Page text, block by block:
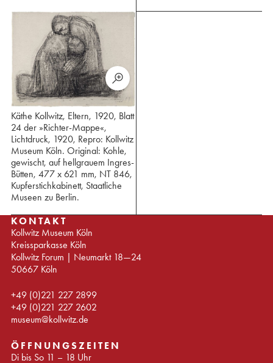
Käthe Kollwitz, Eltern, 1920, Blatt
24 der »Richter-Mappe«,
Lichtdruck, 1920, Repro: Kollwitz
Museum Köln. Original: Kohle,
gewischt, auf hellgrauem Ingres-
Bütten, 477 x 621 mm, NT 846,
Kupferstichkabinett, Staatliche
Museen zu Berlin.
KONTAKT
Kollwitz Museum Köln
Kreissparkasse Köln
Kollwitz Forum | Neumarkt 18—24
50667 Köln
+49 (0)221 227 2899
+49 (0)221 227 2602
museum@kollwitz.de
ÖFFNUNGSZEITEN
Di bis So 11 – 18 Uhr